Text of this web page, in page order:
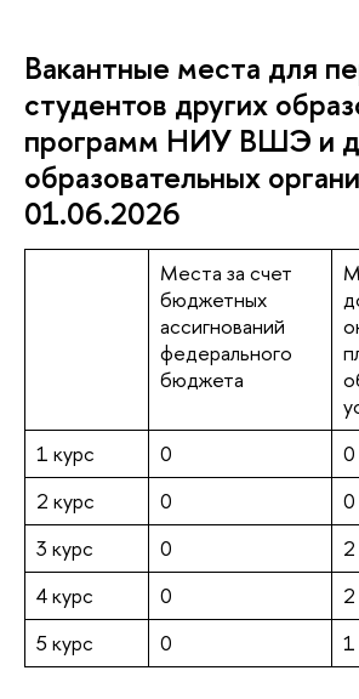
Вакантные места для
студентов других
программ НИУ ВШЭ и
образовательных
01.06.2026
Места за счет
бюджетных
ассигнований
федерального
бюджета
1 курс
0
0
2 курс
0
0
3 курс
0
2
4 курс
0
2
5 курс
0 1